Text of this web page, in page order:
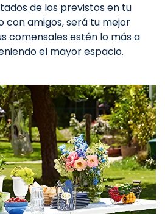
de los previstos en tu
con amigos, será tu mejor
comensales estén lo más a
el mayor espacio.